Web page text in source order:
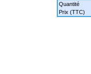
Quantité
Prix (TTC)